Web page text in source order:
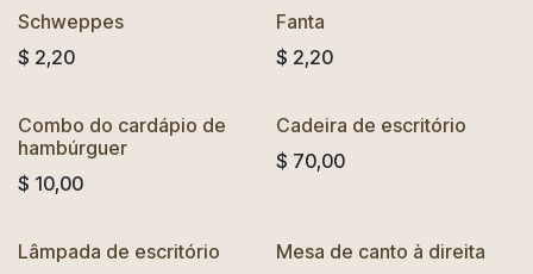
Schweppes
$ 2,20
Fanta
$ 2,20
Combo do cardápio de
hambúrguer
$ 10,00
Cadeira de escritório
$ 70,00
Lâmpada de escritório
Mesa de canto à direita